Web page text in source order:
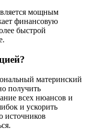
мощным
финансовую
быстрой
материнский
получить
всех нюансов и
и ускорить
источников